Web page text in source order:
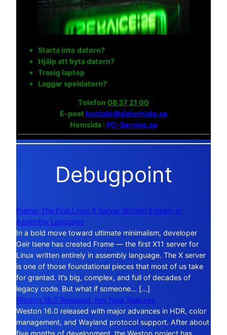
Starta inte datorn?
Hjälp att byta datorn?
Trasig laptop
Laggar speldatorn?
Telefon 08 37 21 00
E-post kontakt@datorhjalp.se
Hemsida :PC-Service.se
Debugpoint
Frame: The First Linux X Server Written Entirely in
Assembly Language
In a bold move toward ultimate minimalism, developer
Geir Isene has created Frame — the first X11 server for
Linux written entirely in assembly language. The X server
is one of those foundational pieces that most of us take
for granted. It’s big, complex, and full of decades of
legacy code. But what if someone… […]
Weston 16.0 Released: Key New Features
Weston 16.0 released with major advances in HDR, color
management, and Wayland protocol support. After about
five months of development, the Weston project has